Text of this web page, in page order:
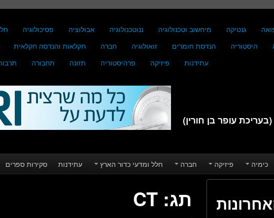
גנטיקה מיחשוב וטכנולוגיה ננוטכנולוגיה אבולוציה פסיכולוגיה
היסטוריה הנדסת חומרים זואולוגיה חברה חקלאות והנדסה חקלאית
עתידנות
פיזיקה פרהיסטוריה תזונה תחבורה
עופר בן חורין)
כימיה פיזיקה חברה חלל ומדעי כדור הארץ עתידנות סקירות ספרים
תג: CT